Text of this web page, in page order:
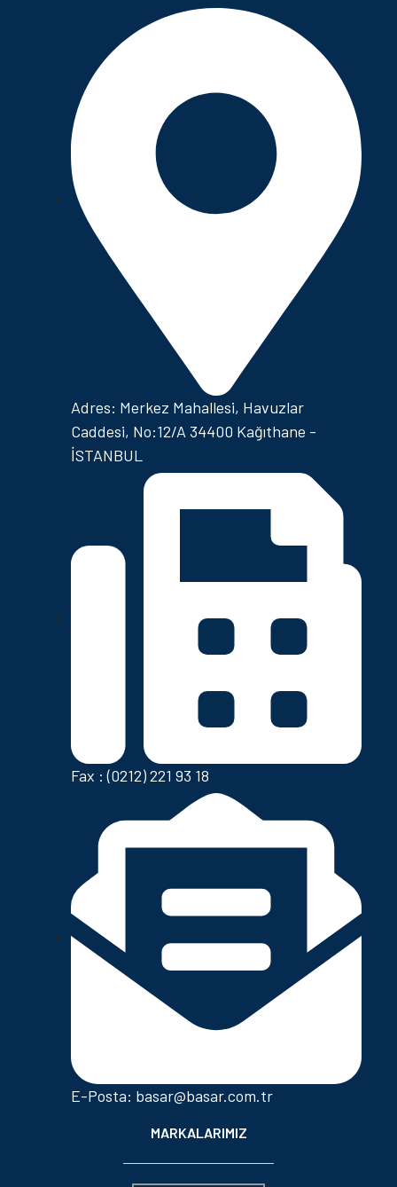
Adres: Merkez Mahallesi, Havuzlar
Caddesi, No:12/A 34400 Kağıthane -
İSTANBUL
Fax : (0212) 221 93 18
E-Posta: basar@basar.com.tr
MARKALARIMIZ